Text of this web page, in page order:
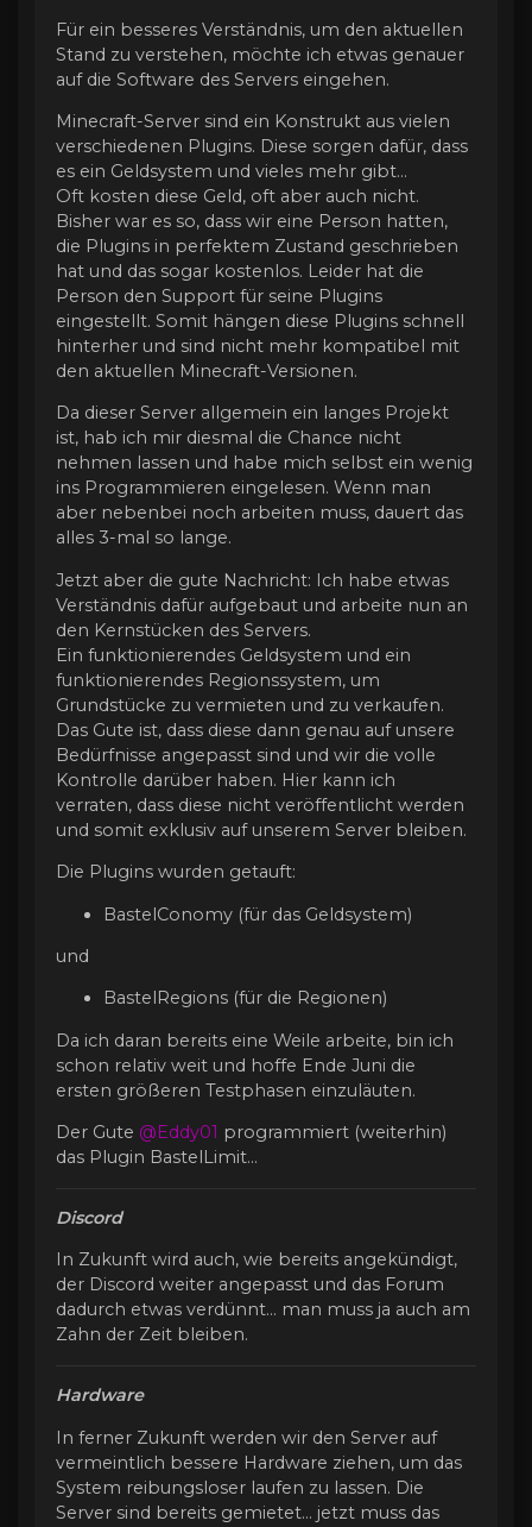
Für ein besseres Verständnis, um den aktuellen
Stand zu verstehen, möchte ich etwas genauer
auf die Software des Servers eingehen.
Minecraft-Server sind ein Konstrukt aus vielen
verschiedenen Plugins. Diese sorgen dafür, dass
es ein Geldsystem und vieles mehr gibt…
Oft kosten diese Geld, oft aber auch nicht.
Bisher war es so, dass wir eine Person hatten,
die Plugins in perfektem Zustand geschrieben
hat und das sogar kostenlos. Leider hat die
Person den Support für seine Plugins
eingestellt. Somit hängen diese Plugins schnell
hinterher und sind nicht mehr kompatibel mit
den aktuellen Minecraft-Versionen.
Da dieser Server allgemein ein langes Projekt
ist, hab ich mir diesmal die Chance nicht
nehmen lassen und habe mich selbst ein wenig
ins Programmieren eingelesen. Wenn man
aber nebenbei noch arbeiten muss, dauert das
alles 3-mal so lange.
Jetzt aber die gute Nachricht: Ich habe etwas
Verständnis dafür aufgebaut und arbeite nun an
den Kernstücken des Servers.
Ein funktionierendes Geldsystem und ein
funktionierendes Regionssystem, um
Grundstücke zu vermieten und zu verkaufen.
Das Gute ist, dass diese dann genau auf unsere
Bedürfnisse angepasst sind und wir die volle
Kontrolle darüber haben. Hier kann ich
verraten, dass diese nicht veröffentlicht werden
und somit exklusiv auf unserem Server bleiben.
Die Plugins wurden getauft:
BastelConomy (für das Geldsystem)
und
BastelRegions (für die Regionen)
Da ich daran bereits eine Weile arbeite, bin ich
schon relativ weit und hoffe Ende Juni die
ersten größeren Testphasen einzuläuten.
Der Gute @Eddy01 programmiert (weiterhin)
das Plugin BastelLimit...
Discord
In Zukunft wird auch, wie bereits angekündigt,
der Discord weiter angepasst und das Forum
dadurch etwas verdünnt... man muss ja auch am
Zahn der Zeit bleiben.
Hardware
In ferner Zukunft werden wir den Server auf
vermeintlich bessere Hardware ziehen, um das
System reibungsloser laufen zu lassen. Die
Server sind bereits gemietet... jetzt muss das